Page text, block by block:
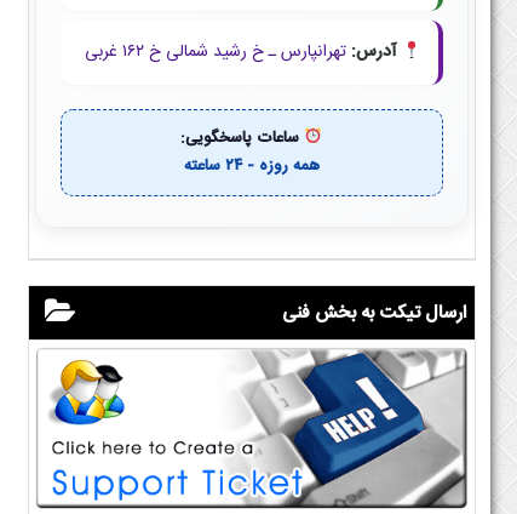
آدرس: تهرانپارس ـ خ رشید شمالی خ ۱۶۲ غربی
ساعات پاسخگویی:
همه روزه - ۲۴ ساعته
ارسال تیکت به بخش فنی